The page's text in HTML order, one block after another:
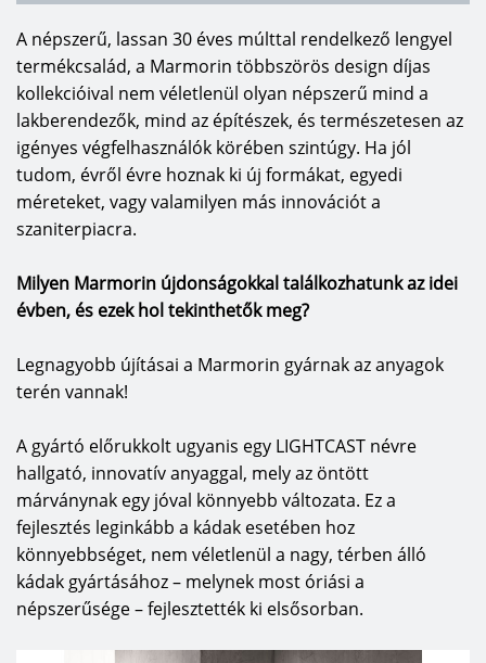
és méretválaszték nem csak a már megszokott
típusokat, de speciális változatokat is jelent. A
könnyű beépíthetőség mellett a használat során
a könnyű tisztántarthatóság is fontos szempont,
amikor a Marmorin mosdó, zuhanytálca, vagy
akár fürdőkád megoldások mellett dönt.
A konyhai termékeik szembeötlő tulajdonsága az
kényelmes mindennapi használatot biztosít
tulajdonosának. Természetesen a konyhában is
csak praktikusak, de esztétikailag is ugyanolyan
magas színvonalon teljesítenek. Így konyhai
12-féle színárnyalat közül választhat, arról nem is
beszélve, hogy ezek mindegyikére jellemző a
finom vonalvezetés, a letisztult formavilág. A
letisztultság a mosogatók esetében nem csak
esztétikai vonatkozású, hiszen a Marmorin által
kifejlesztett magranit néven szabadalmaztatott
anyagösszetétel arról is gondoskodik, hogy a
A népszerű, lassan 30 éves múlttal rendelkező lengyel
termékcsalád, a Marmorin többszörös design díjas
kollekcióival nem véletlenül olyan népszerű mind a
lakberendezők, mind az építészek, és természetesen az
igényes végfelhasználók körében szintúgy. Ha jól
tudom, évről évre hoznak ki új formákat, egyedi
méreteket, vagy valamilyen más innovációt a
szaniterpiacra.
Milyen Marmorin újdonságokkal találkozhatunk az idei
évben, és ezek hol tekinthetők meg?
Legnagyobb újításai a Marmorin gyárnak az anyagok
terén vannak!
A gyártó előrukkolt ugyanis egy LIGHTCAST névre
hallgató, innovatív anyaggal, mely az öntött
márványnak egy jóval könnyebb változata. Ez a
fejlesztés leginkább a kádak esetében hoz
könnyebbséget, nem véletlenül a nagy, térben álló
kádak gyártásához – melynek most óriási a
népszerűsége – fejlesztették ki elsősorban.